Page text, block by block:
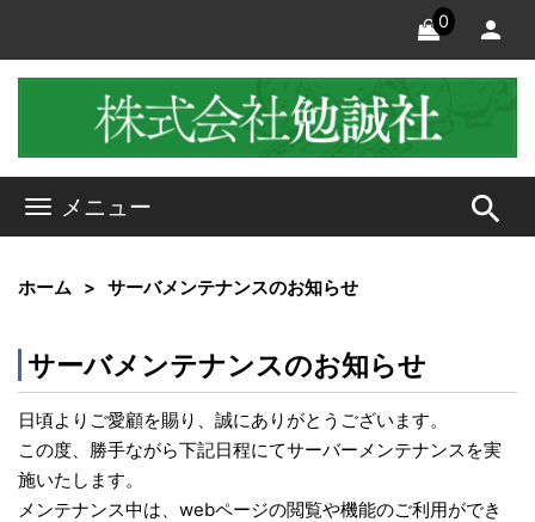
0
メニュー search
ホーム サーバメンテナンスのお知らせ
サーバメンテナンスのお知らせ
日頃よりご愛顧を賜り、誠にありがとうございます。
この度、勝手ながら下記日程にてサーバーメンテナンスを実
施いたします。
メンテナンス中は、webページの閲覧や機能のご利用ができ